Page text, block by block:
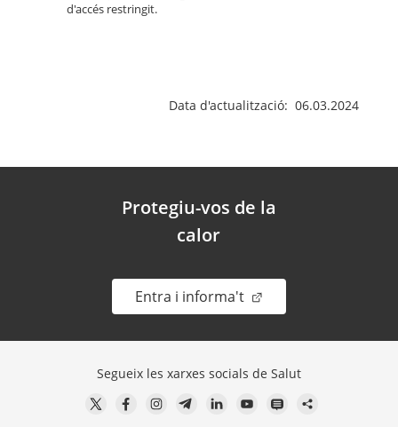
d'accés restringit.
Data d'actualització: 06.03.2024
Protegiu-vos de la
calor
Entra i informa't . Obre en una nova
Segueix les xarxes socials de Salut